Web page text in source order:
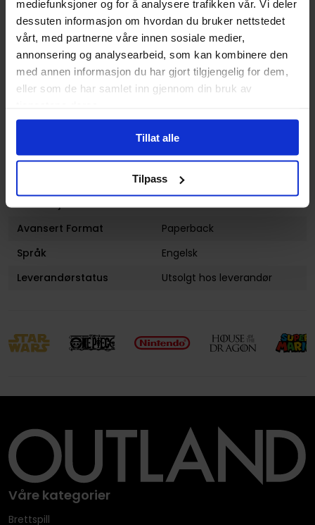
mediefunksjoner og for å analysere trafikken vår. Vi deler
dessuten informasjon om hvordan du bruker nettstedet
vårt, med partnerne våre innen sosiale medier,
annonsering og analysearbeid, som kan kombinere den
med annen informasjon du har gjort tilgjengelig for dem,
eller som de har samlet inn gjennom din bruk av
Tillat alle
Tilpass
Sjanger
Superhelt
Illustratør
Carlos Pacheco
Antall Sider
136
Utgiver
Marvel Comics
Volum
5
Voksen
Illustrasjoner
1 Illustrations
Avansert Format
Paperback
Språk
Engelsk
Leverandørstatus
Utsolgt hos leverandør
Våre kategorier
Brettspill